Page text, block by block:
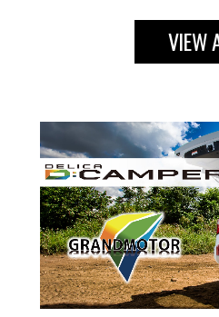
VIEW